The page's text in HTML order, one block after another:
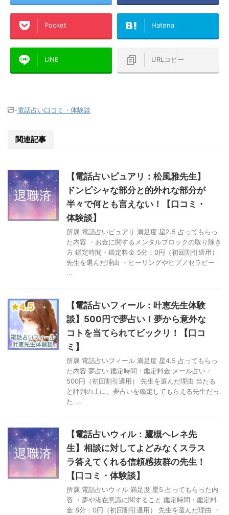
Pocket Hatena
LINE URLコピー
-電話占い口コミ・体験談
関連記事
【電話占いピュアリ：松風雅先生】
ドンピシャな部分と的外れな部分が
半々で何とも言えない！【口コミ・
体験談】
所属 電話占いピュアリ 満足度 星2.5 占ってもらっ
た内容 ・お金に関するメンタルブロックの取り除き
方 鑑定時間・鑑定料金 5分：0円（初回割引適用）
先生を選んだ理由 ・ヒーリングやヒプノセラピー
...
【電話占いフィール：叶恵先生体験
談】500円で夢占い！夢から意外な
コトを当てられてビックリ！【口コ
ミ】
所属 電話占いフィール 満足度 星4.5 占ってもらっ
た内容 夢占い 鑑定時間・鑑定料金 メール占い：
500円（初回割引適用） 先生を選んだ理由 当たる
と評判の上に、夢占いを鑑定してもらえる先生だっ
た ...
【電話占いウィル：鷹槻ヘレネ先
生】相談に対してよどみなくスラス
ラ答えてくれる信頼感抜群の先生！
【口コミ・体験談】
所属 電話占いウィル 満足度 星5 占ってもらった内
容 ・夢や潜在意識に関すること 鑑定時間・鑑定料
金 8分：0円（初回割引適用） 先生を選んだ理由 ・